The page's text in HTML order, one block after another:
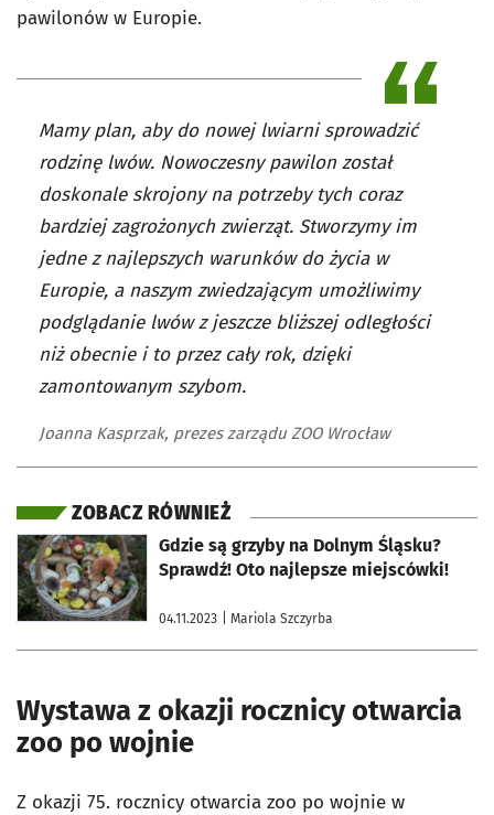
pawilonów w Europie.
Mamy plan, aby do nowej lwiarni sprowadzić
rodzinę lwów. Nowoczesny pawilon został
doskonale skrojony na potrzeby tych coraz
bardziej zagrożonych zwierząt. Stworzymy im
jedne z najlepszych warunków do życia w
Europie, a naszym zwiedzającym umożliwimy
podglądanie lwów z jeszcze bliższej odległości
niż obecnie i to przez cały rok, dzięki
zamontowanym szybom.
Joanna Kasprzak, prezes zarządu ZOO Wrocław
ZOBACZ RÓWNIEŻ
Gdzie są grzyby na Dolnym Śląsku?
Sprawdź! Oto najlepsze miejscówki!
04.11.2023 | Mariola Szczyrba
otworzy się w nowej karcie
Wystawa z okazji rocznicy otwarcia
zoo po wojnie
Z okazji 75. rocznicy otwarcia zoo po wojnie w